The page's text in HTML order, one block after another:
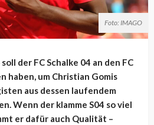
Foto: IMAGO
der FC Schalke 04 an den FC
um Christian Gomis
aus dessen laufendem
Wenn der klamme S04 so viel
er dafür auch Qualität –